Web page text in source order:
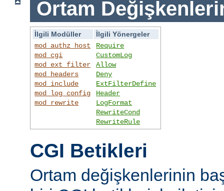
Ortam
İlgili Modüller
İlgili Yönergeler
mod_authz_host
mod_cgi
mod_ext_filter
mod_headers
mod_include
mod_log_config
mod_rewrite
Require
CustomLog
Allow
Deny
ExtFilterDefine
Header
LogFormat
RewriteCond
RewriteRule
CGI Betikleri
Ortam değişkenlerinin